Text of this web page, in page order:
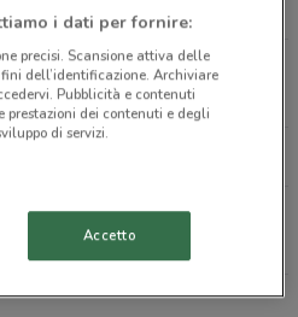
Via Fetonte Milano
e ristoranti
i dati per fornire:
precisi. Scansione attiva delle
dell’identificazione. Archiviare
Pubblicità e contenuti
prestazioni dei contenuti e degli
di servizi.
Accetto